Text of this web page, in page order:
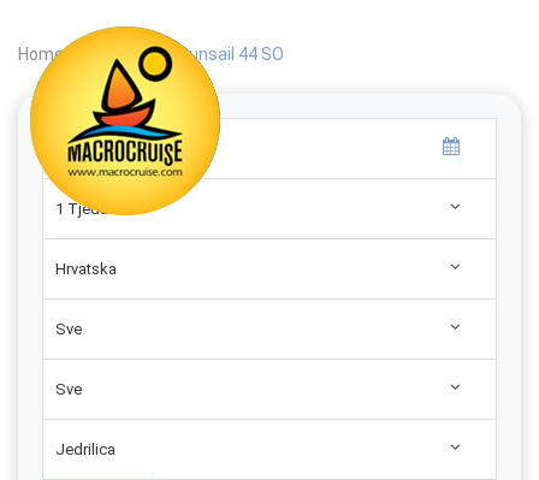
Home Search | Sunsail 44 SO
1 Tjedan
Hrvatska
Sve
Sve
Jedrilica